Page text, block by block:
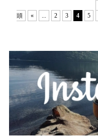
頭
« ... 2 3 4 5